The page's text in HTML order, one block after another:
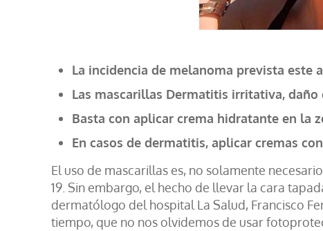
La incidencia de melanoma prevista este
Las mascarillas Dermatitis irritativa,
Basta con aplicar crema hidratante en la
En casos de dermatitis, aplicar cremas
El uso de mascarillas es, no solamente
19. Sin embargo, el hecho de llevar la cara
dermatólogo del hospital La Salud, Francisco
tiempo, que no nos olvidemos de usar